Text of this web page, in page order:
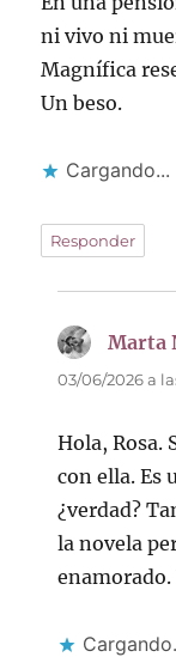
ni vivo ni
Magnífica
Un beso.
Cargando...
Responder
Marta
03/06/2026 a
Hola, Rosa.
con ella. Es
¿verdad?
la novela
enamorado.